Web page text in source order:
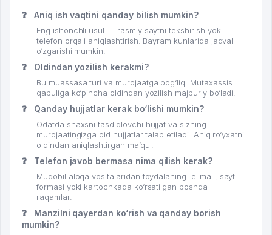
❓ Aniq ish vaqtini qanday bilish mumkin?
Eng ishonchli usul — rasmiy saytni tekshirish yoki
telefon orqali aniqlashtirish. Bayram kunlarida jadval
o‘zgarishi mumkin.
❓ Oldindan yozilish kerakmi?
Bu muassasa turi va murojaatga bog‘liq. Mutaxassis
qabuliga ko‘pincha oldindan yozilish majburiy bo‘ladi.
❓ Qanday hujjatlar kerak bo‘lishi mumkin?
Odatda shaxsni tasdiqlovchi hujjat va sizning
murojaatingizga oid hujjatlar talab etiladi. Aniq ro‘yxatni
oldindan aniqlashtirgan ma’qul.
❓ Telefon javob bermasa nima qilish kerak?
Muqobil aloqa vositalaridan foydalaning: e-mail, sayt
formasi yoki kartochkada ko‘rsatilgan boshqa
raqamlar.
❓
Manzilni qayerdan ko‘rish va qanday borish
mumkin?